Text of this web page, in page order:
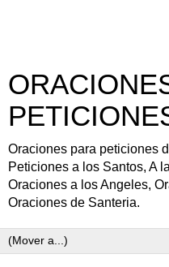
Oraciones para peticiones
Peticiones a los Santos, A
Oraciones a los Angeles,
Oraciones de Santeria.